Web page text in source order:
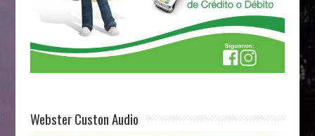
Webster Custon Audio